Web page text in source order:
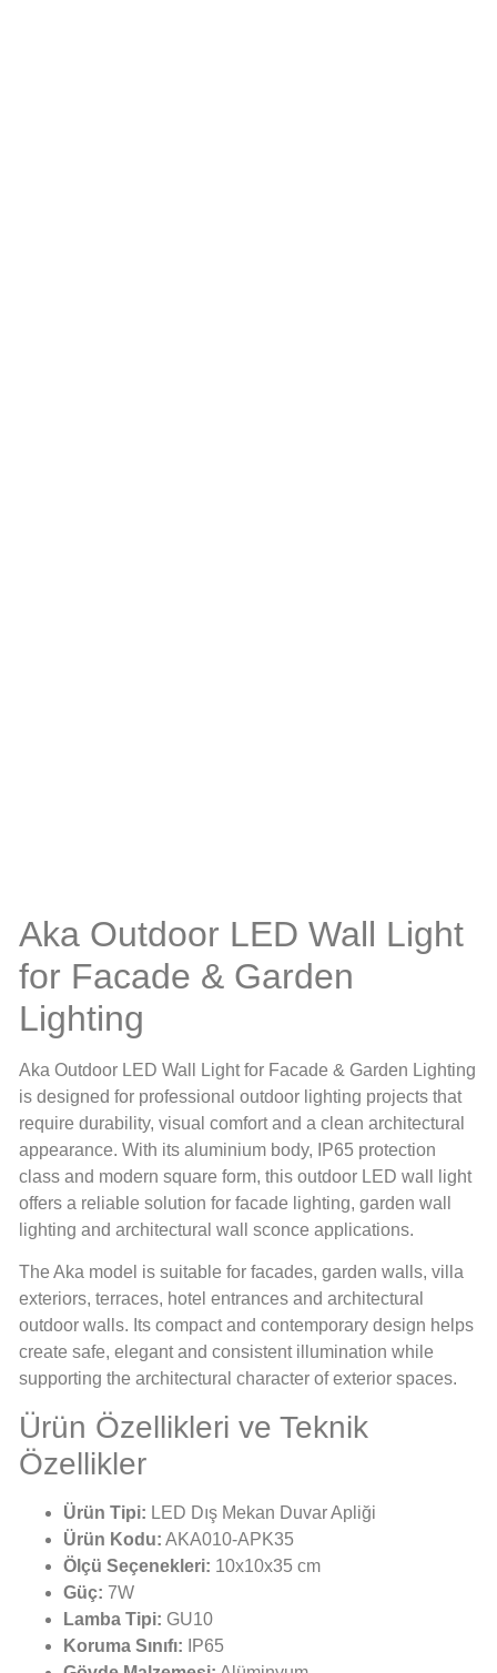
Aka Outdoor LED Wall Light
for Facade & Garden
Lighting
Aka Outdoor LED Wall Light for Facade & Garden Lighting
is designed for professional outdoor lighting projects that
require durability, visual comfort and a clean architectural
appearance. With its aluminium body, IP65 protection
class and modern square form, this outdoor LED wall light
offers a reliable solution for facade lighting, garden wall
lighting and architectural wall sconce applications.
The Aka model is suitable for facades, garden walls, villa
exteriors, terraces, hotel entrances and architectural
outdoor walls. Its compact and contemporary design helps
create safe, elegant and consistent illumination while
supporting the architectural character of exterior spaces.
Ürün Özellikleri ve Teknik
Özellikler
Ürün Tipi: LED Dış Mekan Duvar Apliği
Ürün Kodu: AKA010-APK35
Ölçü Seçenekleri: 10x10x35 cm
Güç: 7W
Lamba Tipi: GU10
Koruma Sınıfı: IP65